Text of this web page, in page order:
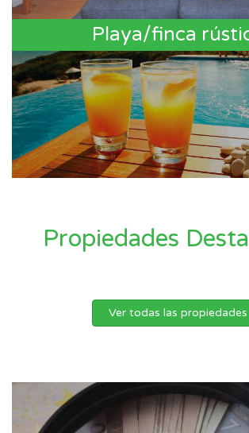
Playa/finca
Propiedades
Ver todas las propiedades